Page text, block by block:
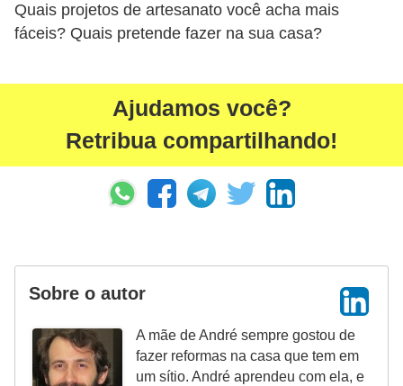
Quais projetos de artesanato você acha mais
fáceis? Quais pretende fazer na sua casa?
Ajudamos você?
Retribua compartilhando!
Sobre o autor
A mãe de André sempre gostou de
fazer reformas na casa que tem em
um sítio. André aprendeu com ela, e